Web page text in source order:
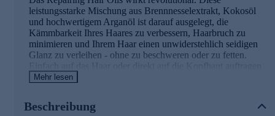
leistungsstarke Mischung aus Brennnesselextrakt, Kokosöl
und hochwertigem Arganöl ist darauf ausgelegt, die
Kämmbarkeit Ihres Haares zu verbessern, Haarbruch zu
minimieren und Ihrem Haar einen unwiderstehlich seidigen
Glanz zu verleihen - ohne zu beschweren oder zu fetten.
Einfach auf das Haar oder direkt auf die Kopfhaut auftragen
- für diese extra Portion Pflege, die Ihr Haar zum Strahlen
Repairing Hair Oil. Ihr Haar wird es Ihnen danken.
Mehr lesen
Beschreibung